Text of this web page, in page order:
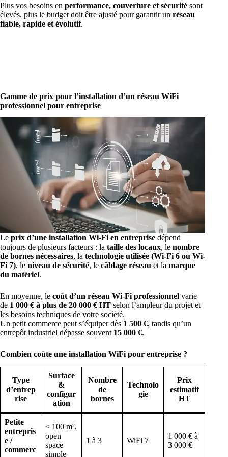
Plus vos besoins en performance, couverture et sécurité sont
élevés, plus le budget doit être ajusté pour garantir un réseau
fiable, rapide et évolutif.
Gamme de prix pour l’installation d’un réseau WiFi
professionnel pour entreprise
Le prix d’une installation Wi-Fi en entreprise dépend
toujours de plusieurs facteurs : la taille des locaux, le nombre
de bornes nécessaires, la technologie utilisée (Wi-Fi 6 ou Wi-
Fi 7), le niveau de sécurité, le câblage réseau et la marque
du matériel.
En moyenne, le coût d’un réseau Wi-Fi professionnel varie
de 1 000 € à plus de 20 000 € HT selon l’ampleur du projet et
les besoins techniques de votre société.
Un petit commerce peut s’équiper dès 1 500 €, tandis qu’un
entrepôt industriel dépasse souvent 15 000 €.
Combien coûte une installation WiFi pour entreprise ?
Type
d’entrep
rise
Surface
&
configur
ation
Nombre
de
bornes
Technolo
gie
Prix
estimatif
HT
Petite
entrepris
e /
commerc
< 100 m²,
open
space
simple
1 à 3 WiFi 7
1 000 € à
3 000 €